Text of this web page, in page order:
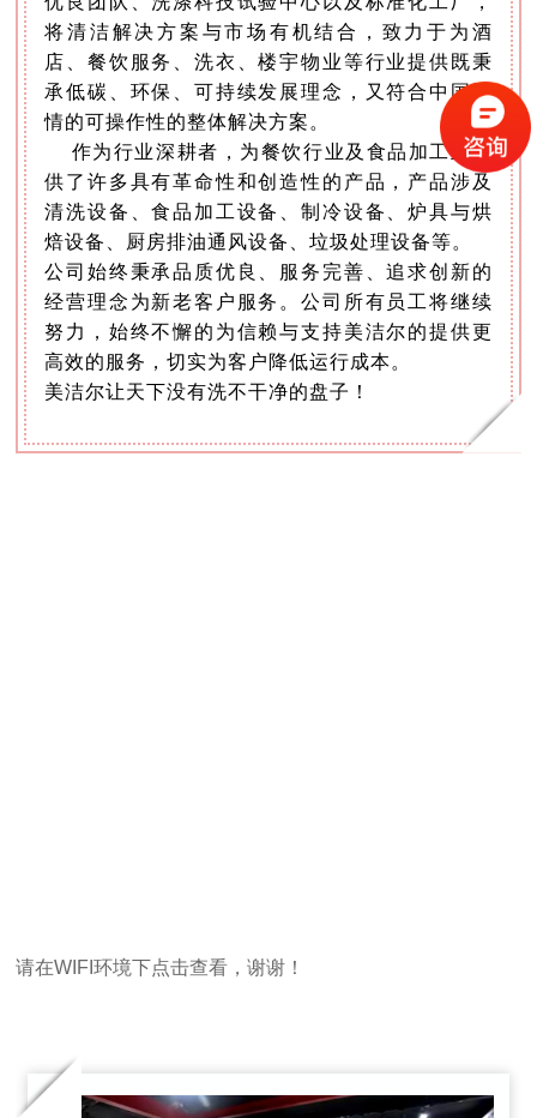
将清洁解决方案与市场有机结合，致力于为酒
店、餐饮服务、洗衣、楼宇物业等行业提供既秉
承低碳、环保、可持续发展理念，又符合中国国
情的可操作性的整体解决方案。
作为行业深耕者，为餐饮行业及食品加工业提
供了许多具有革命性和创造性的产品，产品涉及
清洗设备、食品加工设备、制冷设备、炉具与烘
焙设备、厨房排油通风设备、垃圾处理设备等。
公司始终秉承品质优良、服务完善、追求创新的
经营理念为新老客户服务。公司所有员工将继续
努力，始终不懈的为信赖与支持美洁尔的提供更
高效的服务，切实为客户降低运行成本。
美洁尔让天下没有洗不干净的盘子！
请在WIFI环境下点击查看，谢谢！